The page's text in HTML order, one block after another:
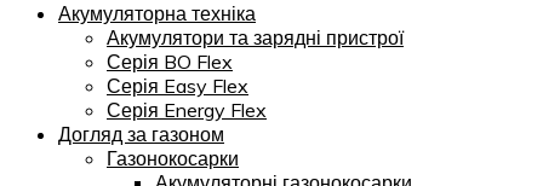
Акумуляторна техніка
Акумулятори та зарядні пристрої
Серія BO Flex
Серія Easy Flex
Серія Energy Flex
Догляд за газоном
Газонокосарки